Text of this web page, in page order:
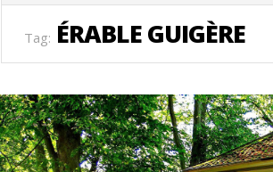
Tag: ÉRABLE GUIGÈRE